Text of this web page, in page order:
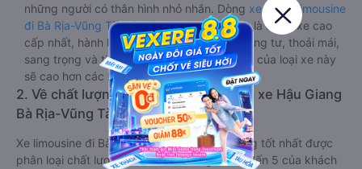
những người có thân hình nhỏ nhắn. Dòng xe cabin limousine
đi Bà Rịa-Vũng Tàu từ Hậu Giangnày đang là dòng xe cao
cấp nhất, hành khách thường chọn vì sự riêng tư, thoải mái,
sang trọng và tiện nghi. Tất nhiên giá thành của loại xe này
sẽ cao hơn các loại khác.
2. Về chất lượng, review, đánh giá nhà xe Hậu Giang
Bà Rịa-Vũng Tàu limousine
Xe limousine đi Bà Rịa-Vũng Tàu từ Hậu Giang tốt nhất được
phân loại chất lượng dựa trên đánh giá từ 1 đến 5 của khách